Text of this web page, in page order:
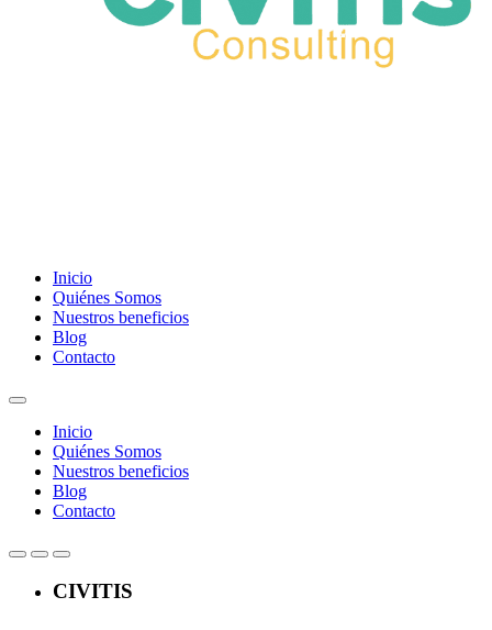
Inicio
Quiénes Somos
Nuestros beneficios
Blog
Contacto
Inicio
Quiénes Somos
Nuestros beneficios
Blog
Contacto
CIVITIS